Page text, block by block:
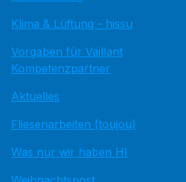
Klima & Lüftung - hissu
Vorgaben für Vaillant
Kompetenzpartner
Aktuelles
Fliesenarbeiten (toujou)
Was nur wir haben HI